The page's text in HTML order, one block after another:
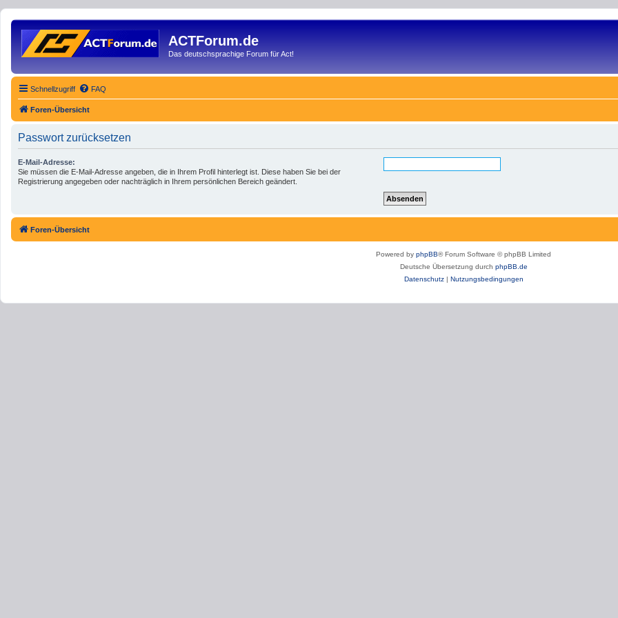
ACTForum.de
Das deutschsprachige Forum für Act!
Schnellzugriff FAQ
Foren-Übersicht
Passwort zurücksetzen
E-Mail-Adresse:
Sie müssen die E-Mail-Adresse angeben, die in Ihrem Profil hinterlegt ist. Diese haben Sie bei der
Registrierung angegeben oder nachträglich in Ihrem persönlichen Bereich geändert.
Foren-Übersicht
Powered by phpBB® Forum Software © phpBB Limited
Deutsche Übersetzung durch phpBB.de
Datenschutz| Nutzungsbedingungen